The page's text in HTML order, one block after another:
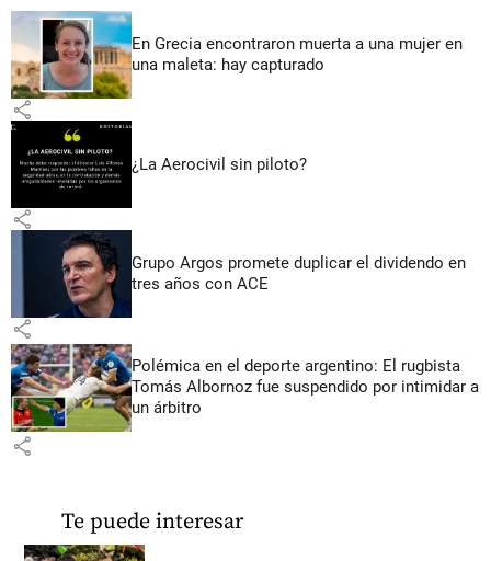
En Grecia encontraron muerta a una mujer en
una maleta: hay capturado
share
¿La Aerocivil sin piloto?
share
Grupo Argos promete duplicar el dividendo en
tres años con ACE
share
Polémica en el deporte argentino: El rugbista
Tomás Albornoz fue suspendido por intimidar a
un árbitro
share
Te puede interesar